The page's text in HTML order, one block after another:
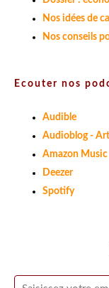
Nos idées de
Nos conseils
Ecouter nos
Audible
Audioblog -
Amazon Music
Deezer
Spotify